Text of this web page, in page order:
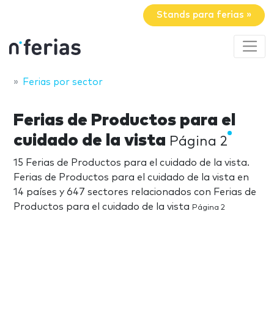
Stands para ferias »
Ferias por sector
Ferias de Productos para el
cuidado de la vista Página 2
15 Ferias de Productos para el cuidado de la vista.
Ferias de Productos para el cuidado de la vista en
14 países y 647 sectores relacionados con Ferias de
Productos para el cuidado de la vista Página 2